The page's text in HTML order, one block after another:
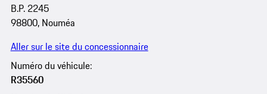
B.P. 2245
98800, Nouméa
Aller sur le site du concessionnaire
Numéro du véhicule:
R35560